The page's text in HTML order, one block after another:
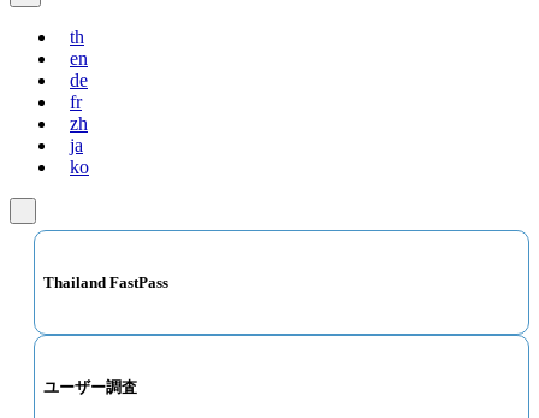
th
en
de
fr
zh
ja
ko
Thailand FastPass
ユーザー調査